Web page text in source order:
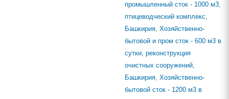
промышленный сток - 1000 м3,
птицеводческий комплекс,
Башкирия, Хозяйственно-
бытовой и пром сток - 600 м3 в
сутки, реконструкция
очистных сооружений,
Башкирия, Хозяйственно-
бытовой сток - 1200 м3 в